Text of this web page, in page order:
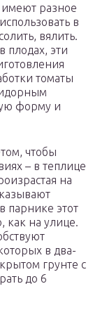
разное
в
вялить.
плодах, эти
томаты
форму и
чтобы
– в теплице
на
парнике этот
как на улице.
в два-
грунте с
до 6